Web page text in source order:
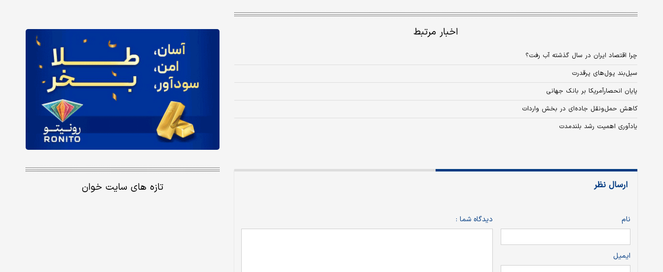
اخبار مرتبط
چرا اقتصاد ایران در سال گذشته آب رفت؟
سیل‌بند پول‌های پرقدرت
پایان انحصارآمریکا بر بانک جهانی
کاهش حمل‌ونقل جاده‌ای در بخش واردات
یادآوری اهمیت رشد بلندمدت
ارسال نظر
نام
ایمیل
دیدگاه شما :
تازه های سایت خوان